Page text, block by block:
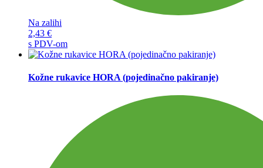
Na zalihi
2,43 €
s PDV-om
Kožne rukavice HORA (pojedinačno pakiranje)